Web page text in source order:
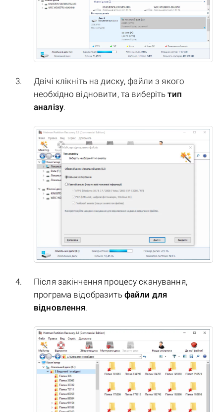
Двічі клікніть на диску, файли з якого
необхідно відновити, та виберітьтип
аналізу.
Після закінчення процесу сканування,
програма відобразить файли для
відновлення.